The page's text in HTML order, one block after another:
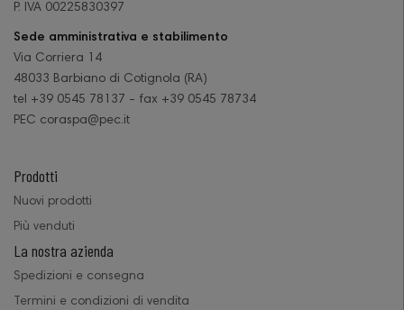
P. IVA 00225830397
Sede amministrativa e stabilimento
Via Corriera 14
48033 Barbiano di Cotignola (RA)
tel +39 0545 78137 - fax +39 0545 78734
PEC coraspa@pec.it
Prodotti
Nuovi prodotti
Più venduti
La nostra azienda
Spedizioni e consegna
Termini e condizioni di vendita